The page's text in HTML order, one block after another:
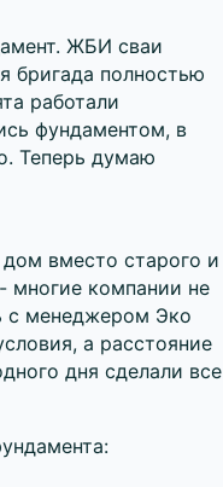
ЖБИ сваи
бригада полностью
работали
фундаментом, в
Теперь думаю
вместо старого и
многие компании не
с менеджером Эко
а расстояние
дня сделали все